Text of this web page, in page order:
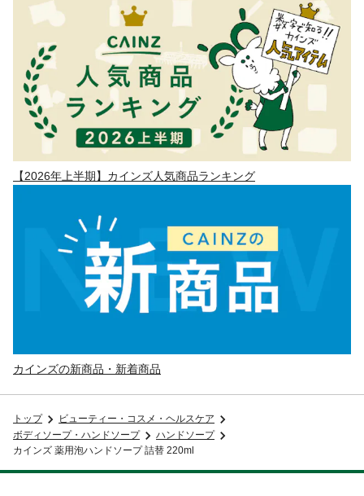
【2026年上半期】カインズ人気商品ランキング
カインズの新商品・新着商品
トップ
ビューティー・コスメ・ヘルスケア
ボディソープ・ハンドソープ
ハンドソープ
カインズ 薬用泡ハンドソープ 詰替 220ml